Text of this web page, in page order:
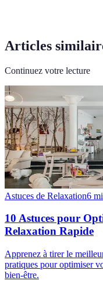
Articles
Continuez votre lecture
Astuces de Relaxation6
10 Astuces pour
Relaxation Rapide
Apprenez à tirer le
pratiques pour optimiser
bien-être.